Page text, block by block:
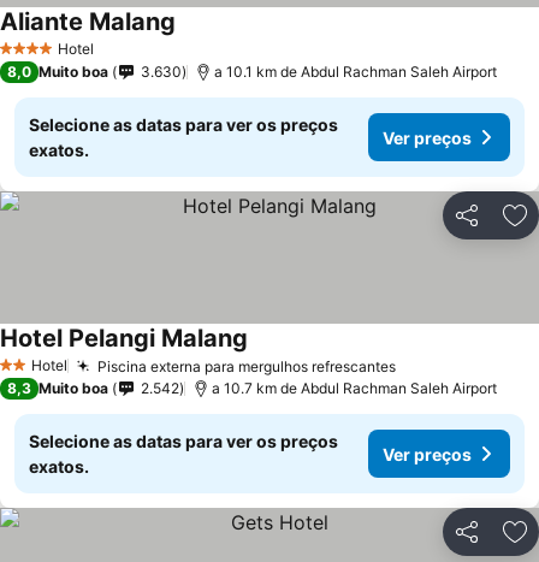
4 EstrelasHotel
Aliante Malang
8,0 Muito boa 3.630 a 10.1 km de Abdul Rachman Saleh Airport
Selecione as datas para ver os preços
exatos.
Ver preços
Partilhar
2 Estrelas
Hotel Piscina externa para mergulhos refrescantes
Hotel Pelangi Malang
8,3 Muito boa 2.542 a 10.7 km de Abdul Rachman Saleh Airport
Selecione as datas para ver os preços
exatos.
Ver preços
Partilhar